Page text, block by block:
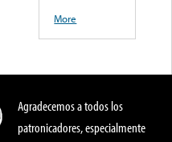
More
Agradecemos a todos los
patronicadores, especialmente